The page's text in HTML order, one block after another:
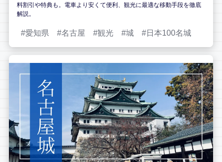
料割引や特典も。電車より安くて便利、観光に最適な移動手段を徹底
解説。
愛知県 名古屋 観光 城 日本100名城